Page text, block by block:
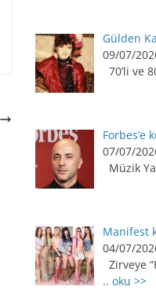
Gülden
09/07/
70’li ve
Forbes’e
07/07/
Müzik
Manifest
04/07/
Zirveye
.. oku >>